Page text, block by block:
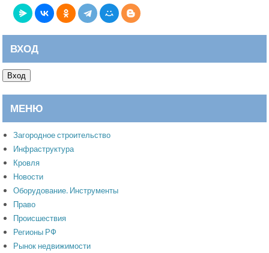
ВХОД
Вход
МЕНЮ
Загородное строительство
Инфраструктура
Кровля
Новости
Оборудование. Инструменты
Право
Происшествия
Регионы РФ
Рынок недвижимости